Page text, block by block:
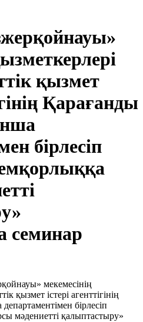
қызмет
Қарағанды
бірлесіп
семинар